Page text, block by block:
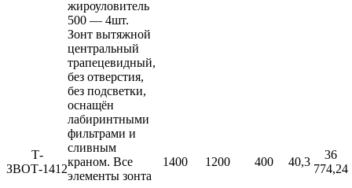
жироуловитель
500 — 4шт.
Т-
ЗВОТ-1412
Зонт вытяжной
центральный
трапецевидный,
без отверстия,
без подсветки,
оснащён
лабиринтными
фильтрами и
сливным
краном. Все
элементы зонта
1400 1200 400 40,3
36
774,24